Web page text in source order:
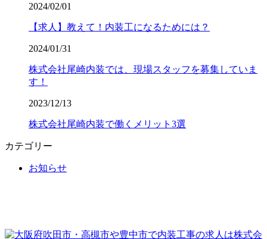
2024/02/01
【求人】教えて！内装工になるためには？
2024/01/31
株式会社尾崎内装では、現場スタッフを募集していま
す！
2023/12/13
株式会社尾崎内装で働くメリット3選
カテゴリー
お知らせ